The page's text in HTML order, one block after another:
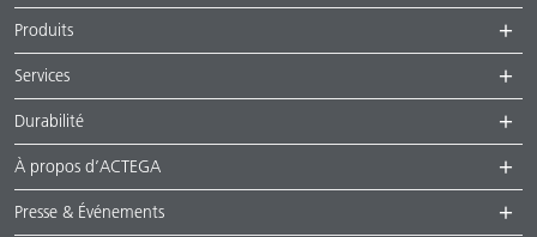
Produits
Services
Durabilité
À propos d’ACTEGA
Presse & Événements